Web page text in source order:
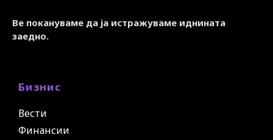
Ве покануваме да ја истражуваме иднината
заедно.
Бизнис
Вести
Финансии